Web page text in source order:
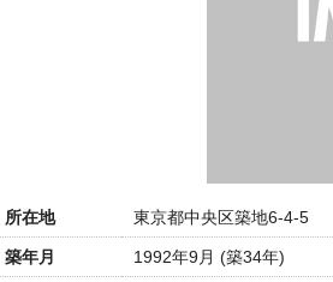
所在地 東京都中央区築地6-4-5
築年月 1992年9月 (築34年)